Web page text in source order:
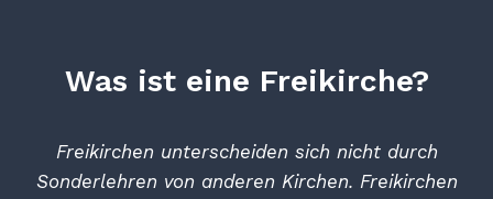
Was ist eine Freikirche?
Freikirchen unterscheiden sich nicht durch
Sonderlehren von anderen Kirchen. Freikirchen